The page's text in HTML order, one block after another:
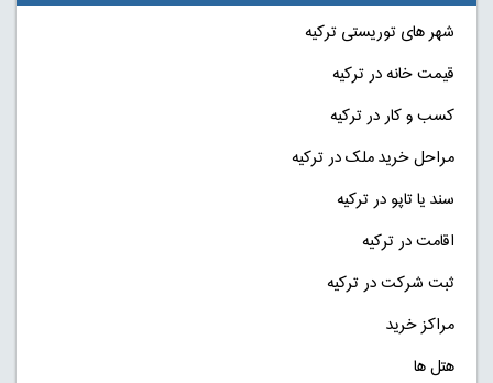
شهر های توریستی ترکیه
قیمت خانه در ترکیه
کسب و کار در ترکیه
مراحل خرید ملک در ترکیه
سند یا تاپو در ترکیه
اقامت در ترکیه
ثبت شرکت در ترکیه
مراکز خرید
هتل ها